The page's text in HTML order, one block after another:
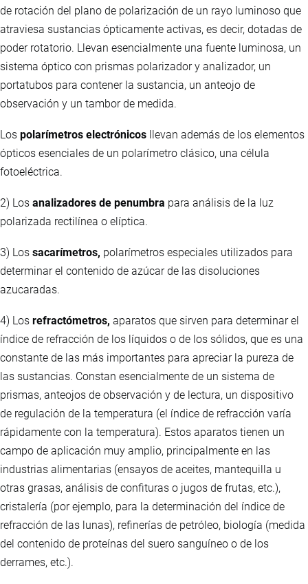
de rotación del plano de polarización de un rayo luminoso que
atraviesa sustancias ópticamente activas, es decir, dotadas de
poder rotatorio. Llevan esencialmente una fuente luminosa, un
sistema óptico con prismas polarizador y analizador, un
portatubos para contener la sustancia, un anteojo de
observación y un tambor de medida.
Los polarímetros electrónicos llevan además de los elementos
ópticos esenciales de un polarímetro clásico, una célula
fotoeléctrica.
2) Los analizadores de penumbra para análisis de la luz
polarizada rectilínea o elíptica.
3) Los sacarímetros, polarímetros especiales utilizados para
determinar el contenido de azúcar de las disoluciones
azucaradas.
4) Los refractómetros, aparatos que sirven para determinar el
índice de refracción de los líquidos o de los sólidos, que es una
constante de las más importantes para apreciar la pureza de
las sustancias. Constan esencialmente de un sistema de
prismas, anteojos de observación y de lectura, un dispositivo
de regulación de la temperatura (el índice de refracción varía
rápidamente con la temperatura). Estos aparatos tienen un
campo de aplicación muy amplio, principalmente en las
industrias alimentarias (ensayos de aceites, mantequilla u
otras grasas, análisis de confituras o jugos de frutas, etc.),
cristalería (por ejemplo, para la determinación del índice de
refracción de las lunas), refinerías de petróleo, biología (medida
del contenido de proteínas del suero sanguíneo o de los
derrames, etc.).